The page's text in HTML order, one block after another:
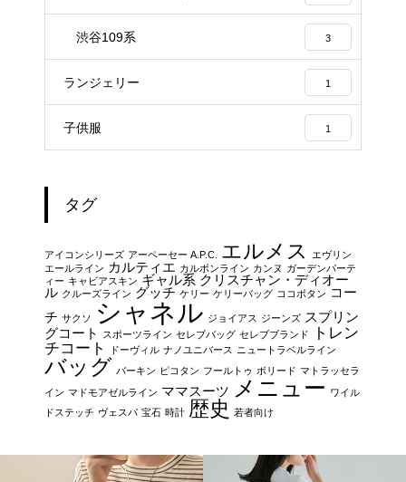
渋谷109系 3
ランジェリー 1
子供服 1
タグ
アイコンシリーズ アーペーセー A.P.C. エルメス
エヴリン
エールライン カルティエ カルボンライン カンヌ ガーデンパーテ
ィー キャビアスキン ギャル系 クリスチャン・ディオー
ル クルーズライン グッチ ケリー ケリーバッグ ココボタン コー
チ サクソ シャネル ジョイアス ジーンズ スプリン
グコート
スポーツライン セレブバッグ セレブブランド
トレン
チコート
ドーヴィル ナノユニバース ニュートラベルライン
バッグ バーキン ピコタン フールトゥ ボリード マトラッセラ
イン マドモアゼルライン ママスーツ メニュー ワイル
ドステッチ ヴェスパ 宝石 時計 歴史 若者向け